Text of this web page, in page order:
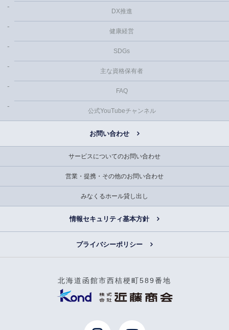
DX推進
健康経営
SDGs
主な資格保有者
FAQ
公式YouTubeチャンネル
お問い合わせ
サービスについてのお問い合わせ
営業・提携・その他のお問い合わせ
みなくるホール貸し出し
情報セキュリティ基本方針
プライバシーポリシー
北海道函館市西桔梗町589番地